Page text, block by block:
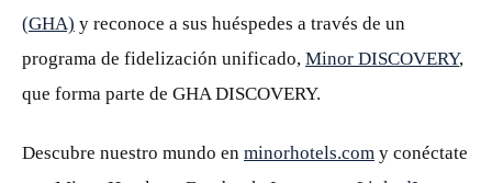
(GHA) y reconoce a sus huéspedes a través de un
programa de fidelización unificado, Minor DISCOVERY,
que forma parte de GHA DISCOVERY.
Descubre nuestro mundo en minorhotels.com y conéctate